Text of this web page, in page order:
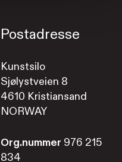
Postadresse
Kunstsilo
Sjølystveien 8
4610 Kristiansand
NORWAY
Org.nummer 976 215
834